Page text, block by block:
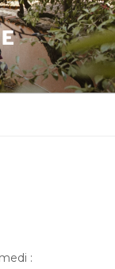
: